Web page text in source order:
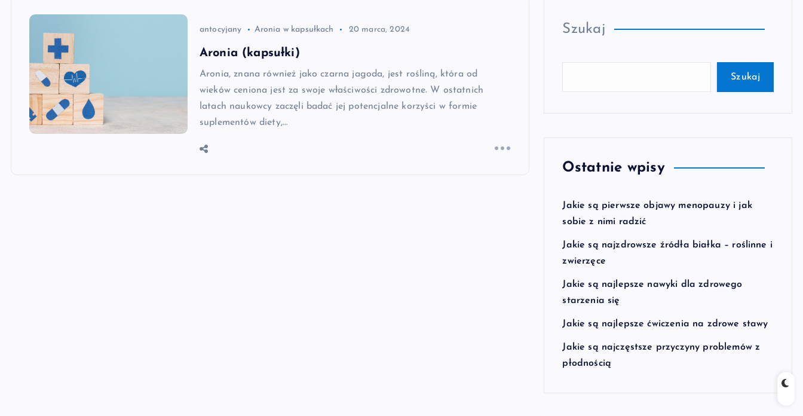
antocyjany Aronia w kapsułkach 20 marca, 2024
Aronia (kapsułki)
Aronia, znana również jako czarna jagoda, jest rośliną, która od
wieków ceniona jest za swoje właściwości zdrowotne. W ostatnich
latach naukowcy zaczęli badać jej potencjalne korzyści w formie
suplementów diety,…
Szukaj
Szukaj
Ostatnie wpisy
Jakie są pierwsze objawy menopauzy i jak
sobie z nimi radzić
Jakie są najzdrowsze źródła białka – roślinne i
zwierzęce
Jakie są najlepsze nawyki dla zdrowego
starzenia się
Jakie są najlepsze ćwiczenia na zdrowe stawy
Jakie są najczęstsze przyczyny problemów z
płodnością